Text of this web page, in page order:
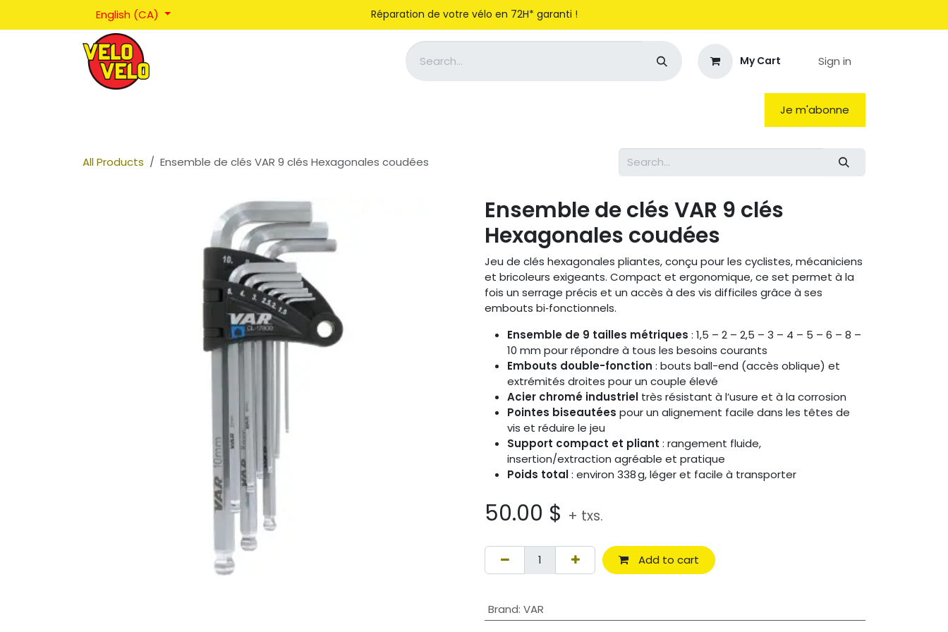
English (CA) Réparation de votre vélo en 72H* garanti !
My Cart Sign in
Je m'abonne
All Products Ensemble de clés VAR 9 clés Hexagonales coudées
Ensemble de clés VAR 9 clés
Hexagonales coudées
Jeu de clés hexagonales pliantes, conçu pour les cyclistes, mécaniciens
et bricoleurs exigeants. Compact et ergonomique, ce set permet à la
fois un serrage précis et un accès à des vis difficiles grâce à ses
embouts bi‑fonctionnels.
Ensemble de 9 tailles métriques : 1,5 – 2 – 2,5 – 3 – 4 – 5 – 6 – 8 –
10 mm pour répondre à tous les besoins courants
Embouts double-fonction : bouts ball-end (accès oblique) et
extrémités droites pour un couple élevé
Acier chromé industriel très résistant à l’usure et à la corrosion
Pointes biseautées pour un alignement facile dans les têtes de
vis et réduire le jeu
Support compact et pliant : rangement fluide,
insertion/extraction agréable et pratique
Poids total: environ 338 g, léger et facile à transporter
50.00 $ + txs.
Add to cart
Brand: VAR